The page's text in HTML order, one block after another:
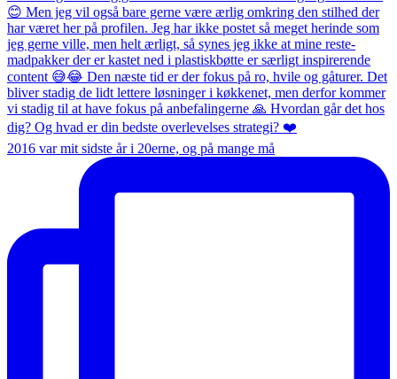
2016 var mit sidste år i 20erne, og på mange må